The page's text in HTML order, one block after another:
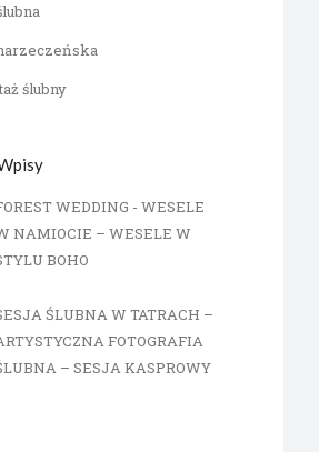
ślubny
WEDDING - WESELE
NAMIOCIE – WESELE W
BOHO
ŚLUBNA W TATRACH –
FOTOGRAFIA
– SESJA KASPROWY